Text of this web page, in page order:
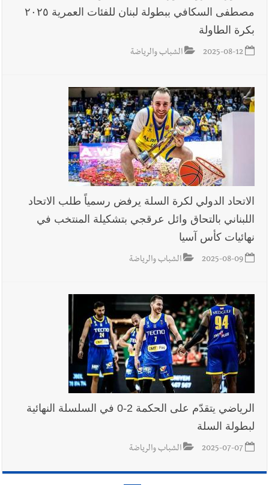
مصطفى السكافي ببطولة لبنان للفئات العمرية ٢٠٢٥
بكرة الطاولة
2025-08-12 الشباب والرياضة
الاتحاد الدولي لكرة السلة يرفض رسمياً طلب الاتحاد
اللبناني بالتحاق وائل عرقجي بتشكيلة المنتخب في
نهائيات كأس آسيا
2025-08-09 الشباب والرياضة
الرياضي يتقدّم على الحكمة 2-0 في السلسلة النهائية
لبطولة السلة
2025-07-07 الشباب والرياضة